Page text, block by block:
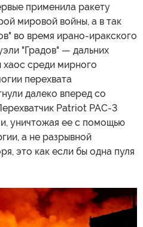
применила ракету
мировой войны, а в так
во время ирано-иракского
"Градов" — дальних
среди мирного
перехвата
далеко вперед со
Patriot PAC-3
уничтожая ее с помощью
а не разрывной
это как если бы одна пуля